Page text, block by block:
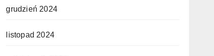
grudzień 2024
listopad 2024